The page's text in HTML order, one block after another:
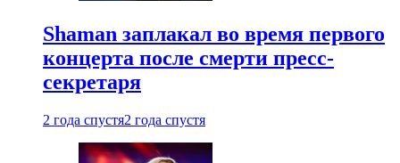
Shaman заплакал во время первого
концерта после смерти пресс-
секретаря
2 года спустя2 года спустя